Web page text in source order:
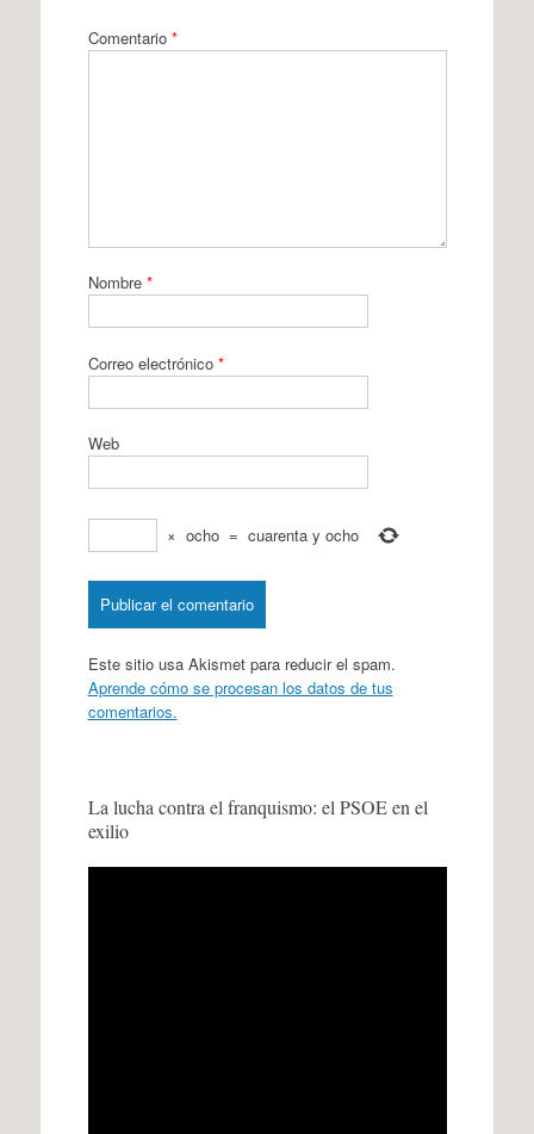
Comentario *
Nombre *
Correo electrónico *
Web
× ocho = cuarenta y ocho
Este sitio usa Akismet para reducir el spam.
Aprende cómo se procesan los datos de tus
comentarios.
La lucha contra el franquismo: el PSOE en el
exilio